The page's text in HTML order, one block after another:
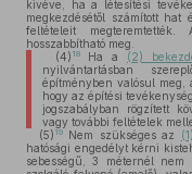
kivéve, ha a létesítési
megkezdésétől számított
feltételeit
hosszabbítható meg.
(4) 18Ha a (2)
nyilvántartásban
építményben valósul meg,
hogy az építési
jogszabályban rögzített
vagy további feltételek
(5) 19 Nem szükséges az (1)
hatósági engedélyt kérni
sebességű, 3 méternél nem